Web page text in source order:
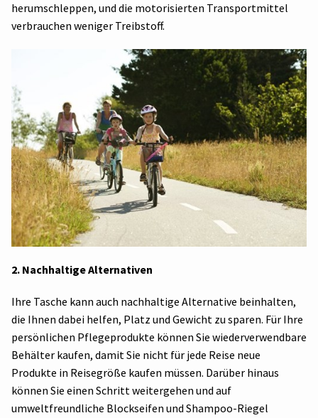
herumschleppen, und die motorisierten Transportmittel
verbrauchen weniger Treibstoff.
2. Nachhaltige Alternativen
Ihre Tasche kann auch nachhaltige Alternative beinhalten,
die Ihnen dabei helfen, Platz und Gewicht zu sparen. Für Ihre
persönlichen Pflegeprodukte können Sie wiederverwendbare
Behälter kaufen, damit Sie nicht für jede Reise neue
Produkte in Reisegröße kaufen müssen. Darüber hinaus
können Sie einen Schritt weitergehen und auf
umweltfreundliche Blockseifen und Shampoo-Riegel